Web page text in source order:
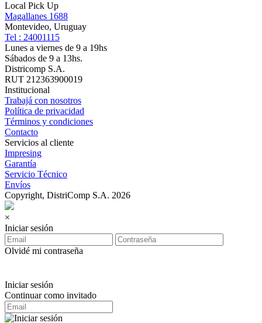
Local Pick Up
Magallanes 1688
Montevideo, Uruguay
Tel : 24001115
Lunes a viernes de 9 a 19hs
Sábados de 9 a 13hs.
Districomp S.A.
RUT 212363900019
Institucional
Trabajá con nosotros
Política de privacidad
Términos y condiciones
Contacto
Servicios al cliente
Impresing
Garantía
Servicio Técnico
Envíos
Copyright, DistriComp S.A. 2026
×
Iniciar sesión
Olvidé mi contraseña
Iniciar sesión
Continuar como invitado